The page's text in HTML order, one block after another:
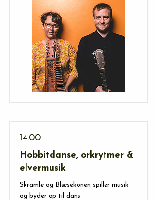
14.00
Hobbitdanse, orkrytmer &
elvermusik
Skramle og Blæsekonen spiller musik
og byder op til dans